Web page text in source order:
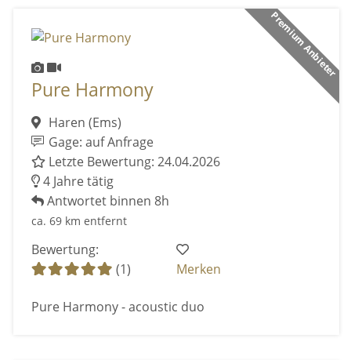
Premium Anbieter
Pure Harmony
Haren (Ems)
Gage: auf Anfrage
Letzte Bewertung: 24.04.2026
4 Jahre tätig
Antwortet binnen 8h
ca. 69 km entfernt
Bewertung:
(1)
Merken
Pure Harmony - acoustic duo